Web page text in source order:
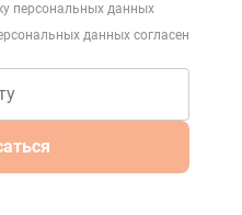
персональных данных
данных согласен